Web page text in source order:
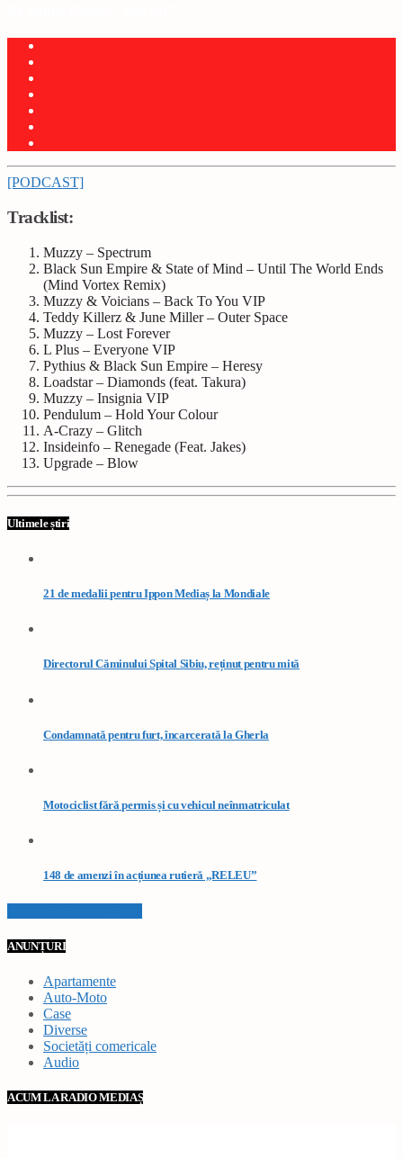
[PODCAST]
Tracklist:
Muzzy – Spectrum
Black Sun Empire & State of Mind – Until The World Ends
(Mind Vortex Remix)
Muzzy & Voicians – Back To You VIP
Teddy Killerz & June Miller – Outer Space
Muzzy – Lost Forever
L Plus – Everyone VIP
Pythius & Black Sun Empire – Heresy
Loadstar – Diamonds (feat. Takura)
Muzzy – Insignia VIP
Pendulum – Hold Your Colour
A-Crazy – Glitch
Insideinfo – Renegade (Feat. Jakes)
Upgrade – Blow
Ultimele știri
21 de medalii pentru Ippon Mediaș la Mondiale
Directorul Căminului Spital Sibiu, reținut pentru mită
Condamnată pentru furt, încarcerată la Gherla
Motociclist fără permis și cu vehicul neînmatriculat
148 de amenzi în acțiunea rutieră „RELEU”
ANUNȚURI
Apartamente
Auto-Moto
Case
Diverse
Societăți comericale
Audio
ACUM LA RADIO MEDIAȘ